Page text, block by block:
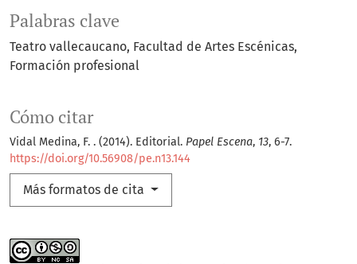
Palabras clave
Teatro vallecaucano Facultad de Artes Escénicas
Formación profesional
Cómo citar
Vidal Medina, F. . (2014). Editorial. Papel Escena, 13, 6-7.
https://doi.org/10.56908/pe.n13.144
Más formatos de cita